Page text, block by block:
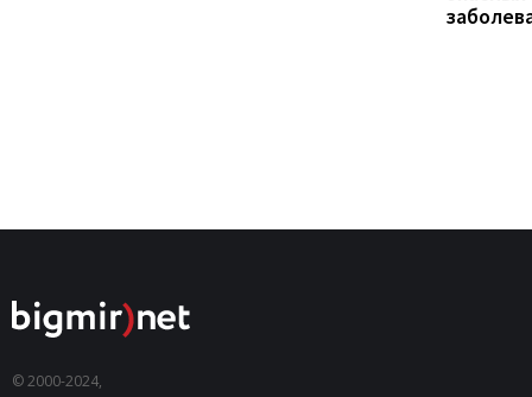
© 2000-2024,